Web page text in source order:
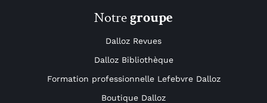
Notregroupe
Dalloz Revues
Dalloz Bibliothèque
Formation professionnelle Lefebvre Dalloz
Boutique Dalloz